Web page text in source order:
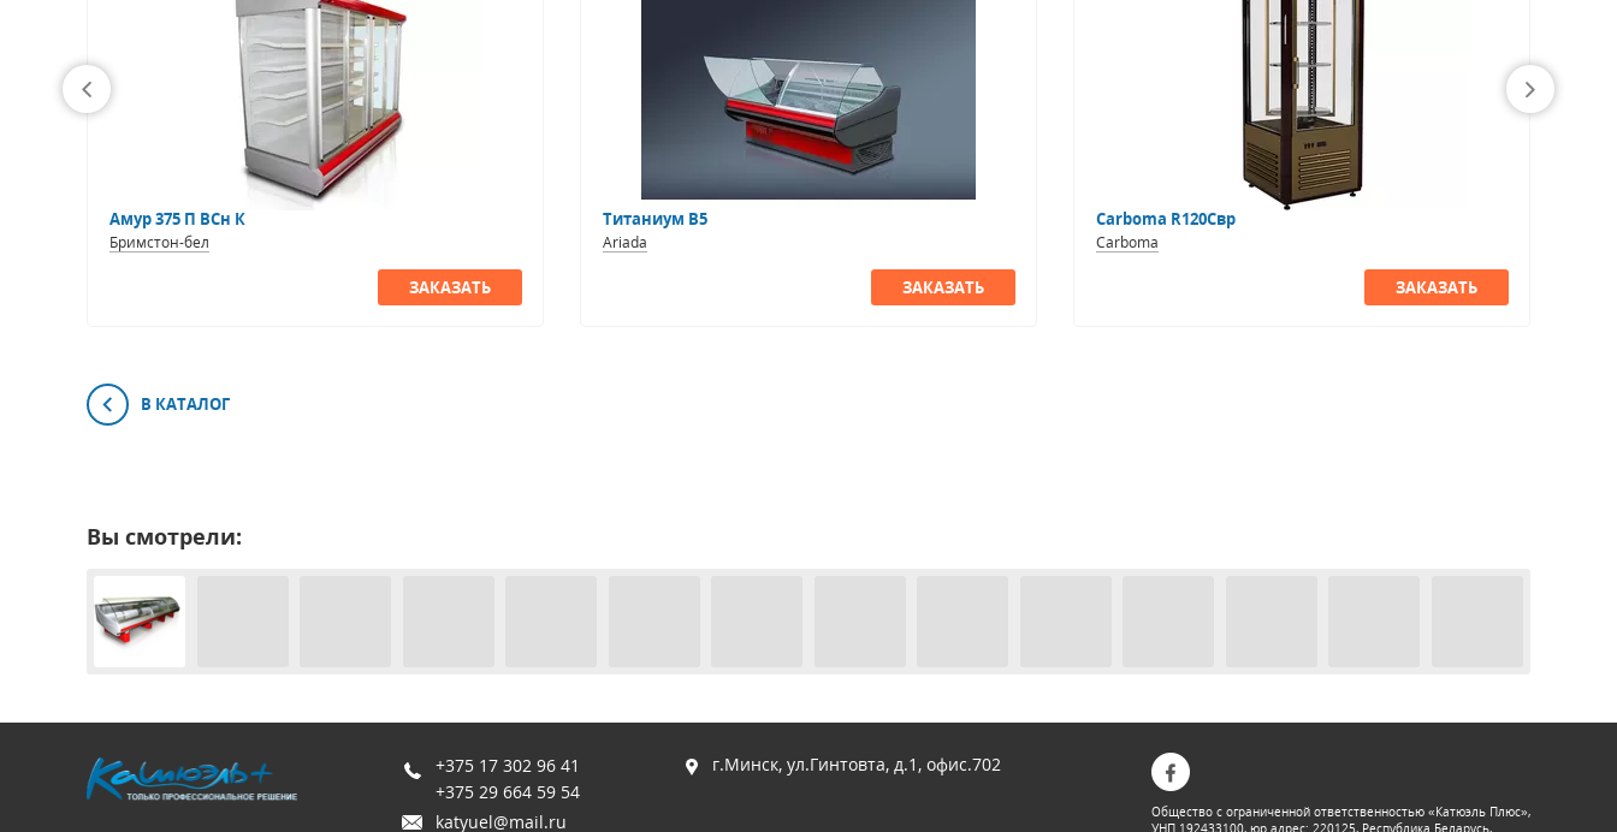
Амур 375 П ВСн К
Бримстон-бел
ЗАКАЗАТЬ
Титаниум В5
Ariada
ЗАКАЗАТЬ
Carboma R120Cвр
Carboma
ЗАКАЗАТЬ
В КАТАЛОГ
Вы смотрели:
+375 17 302 96 41
+375 29 664 59 54
katyuel@mail.ru
г.Минск, ул.Гинтовта, д.1, офис.702
Общество с ограниченной ответственностью «Катюэль Плюс»,
УНП 192433100, юр.адрес: 220125, Республика Беларусь,